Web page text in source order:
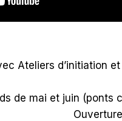
Ateliers d’initiation
de mai et juin (ponts